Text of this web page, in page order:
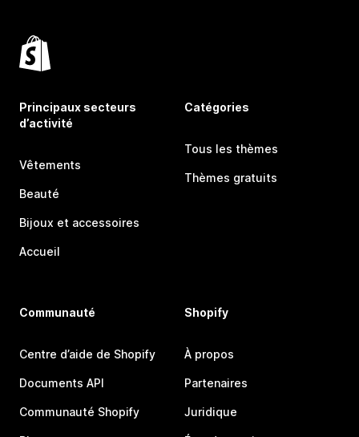
Principaux secteurs
d’activité
Vêtements
Beauté
Bijoux et accessoires
Accueil
Catégories
Tous les thèmes
Thèmes gratuits
Communauté
Centre d’aide de Shopify
Documents API
Communauté Shopify
Shopify
À propos
Partenaires
Juridique